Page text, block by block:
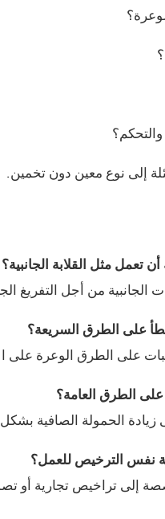
إلى نوع معين دون تخمين.
تعمل مثل القلابة الجانبية؟
من أجل التفريغ
على الطرق السريعة؟
على الطرق الوعرة على
الطرق العامة؟
الحمولة الصافية بشكل
نفس الترخيص للعمل؟
إلى تراخيص تجارية أو